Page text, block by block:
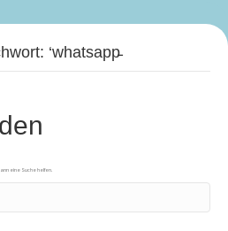
‘whatsapp̵
eine Suche helfen.